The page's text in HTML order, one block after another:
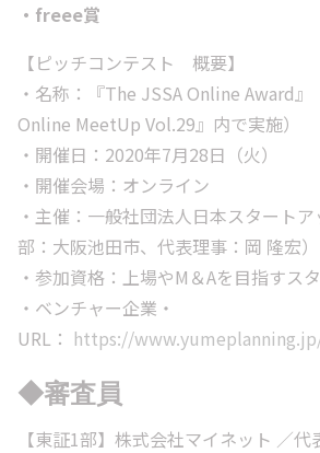
・freee賞
【ピッチコンテスト 概要】
・名称：『The JSSA Online Award』
Online MeetUp Vol.29』内で実施）
・開催日：2020年7月28日（火）
・開催会場：オンライン
・主催：一般社団法人日本スタート
部：大阪池田市、代表理事：岡 隆宏）
・参加資格：上場やM＆Aを目指すス
・ベンチャー企業・
URL： https://
◆審査員
【東証1部】株式会社マイネット ／